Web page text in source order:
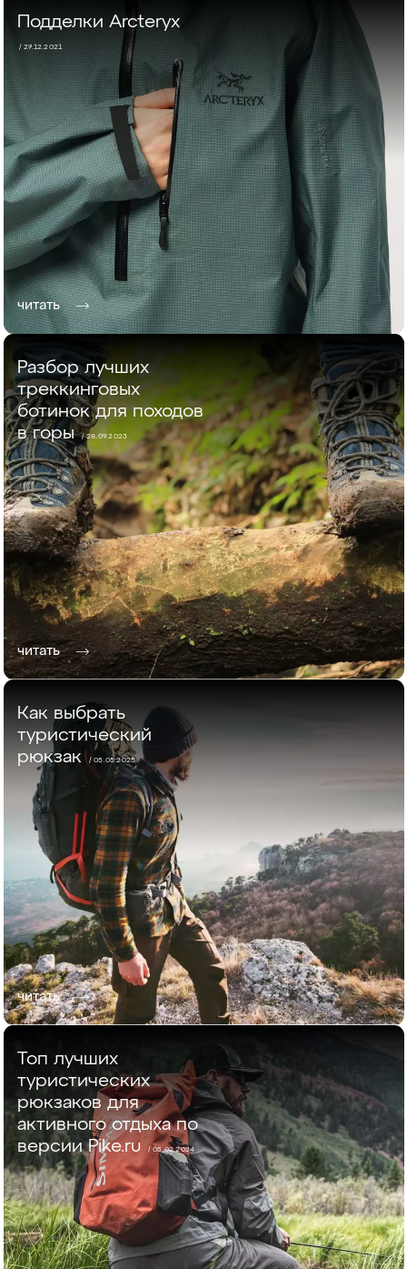
Подделки Arcteryx
/ 27.12.2021
читать
Разбор лучших
треккинговых
ботинок для походов
в горы/ 28.09.2023
читать
Как выбрать
туристический
рюкзак / 05.05.2025
читать
Топ лучших
туристических
рюкзаков для
активного отдыха по
версии Pike.ru / 05.02.2024